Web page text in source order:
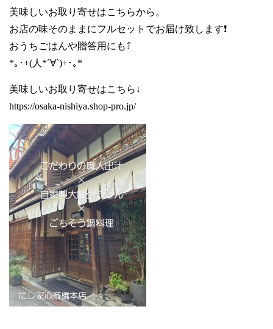
美味しいお取り寄せはこちらから。
お店の味そのままにフルセットでお届け致します❗️
おうちごはんや贈答用にも⤴️
*｡･+(人*´∀`)+･｡*
美味しいお取り寄せはこちら↓
https://osaka-nishiya.shop-pro.jp/